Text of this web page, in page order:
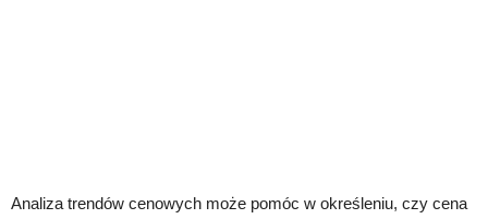
Analiza trendów cenowych może pomóc w określeniu, czy cena